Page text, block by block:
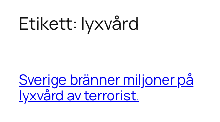
Etikett: lyxvård
Sverige bränner miljoner på
lyxvård av terrorist.